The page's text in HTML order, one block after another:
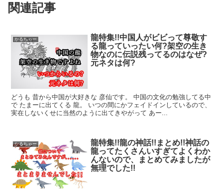
関連記事
かるちゃー
龍特集!!中国人がビビって尊敬す
る龍っていったい何?架空の生き
物なのに伝説残ってるのはなぜ?
元ネタは何?
どうも 昔から中国が大好きな 彦仙です。 中国の文化の勉強してる中
で たまーに出てくる 龍。 いつの間にかフェイドインしているので、
実在しないくせに当然のように出てきやがって あー...
かるちゃー
龍特集!!龍の神話!!まとめ!!神話の
龍ってたくさんいすぎてよくわか
んないので、まとめてみましたが
無理でした!!